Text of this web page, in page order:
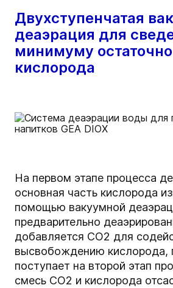
Двухступенчатая
деаэрация для
минимуму
кислорода
На первом этапе процесса
основная часть кислорода
помощью вакуумной
предварительно
добавляется CO2 для
высвобождению кислорода,
поступает на второй этап
смесь CO2 и кислорода